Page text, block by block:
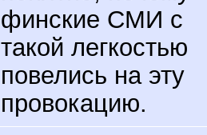
финские СМИ с
такой легкостью
повелись на эту
провокацию.